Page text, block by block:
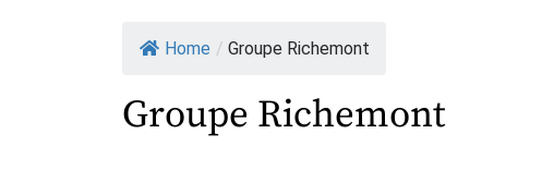
Home / Groupe Richemont
Groupe Richemont